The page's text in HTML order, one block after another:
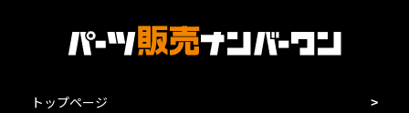
トップページ